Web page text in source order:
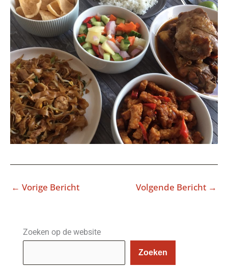
← Vorige Bericht Volgende Bericht →
Zoeken op de website
Zoeken